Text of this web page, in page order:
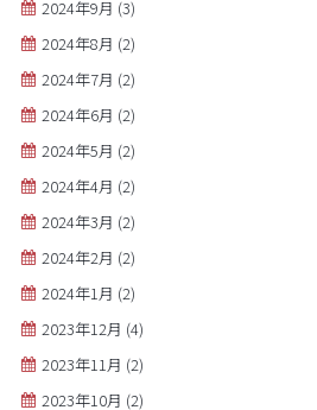
2024年9月 (3)
2024年8月 (2)
2024年7月 (2)
2024年6月 (2)
2024年5月 (2)
2024年4月 (2)
2024年3月 (2)
2024年2月 (2)
2024年1月 (2)
2023年12月 (4)
2023年11月 (2)
2023年10月 (2)